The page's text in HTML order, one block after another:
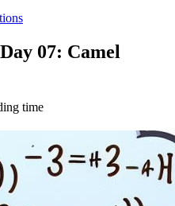
07: Camel
time